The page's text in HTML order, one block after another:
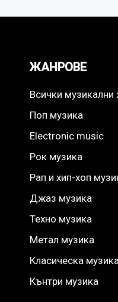
ЖАНРОВЕ
Всички
Поп музика
Electronic music
Рок музика
Рап и хип-хоп
Джаз музика
Техно музика
Метал музика
Класическа
Кънтри музика